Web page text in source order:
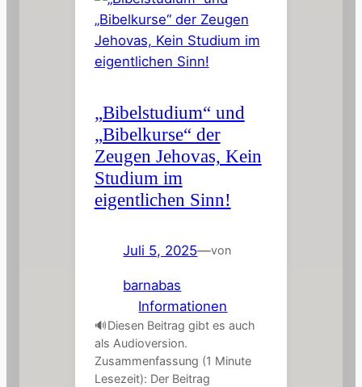
„Bibelstudium“ und
„Bibelkurse“ der
Zeugen Jehovas, Kein
Studium im
eigentlichen Sinn!
Juli 5, 2025—von
barnabas
Informationen
🔊Diesen Beitrag gibt es auch
als Audioversion.
Zusammenfassung (1 Minute
Lesezeit): Der Beitrag